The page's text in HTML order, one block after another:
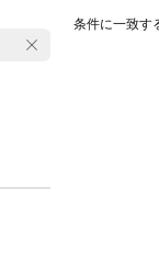
条件に一致す